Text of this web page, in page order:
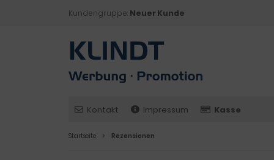
Kundengruppe: Neuer Kunde
Kontakt Impressum Kasse
Startseite Rezensionen